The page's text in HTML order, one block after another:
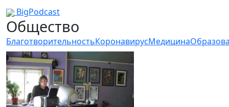
BigPodcast
Общество
БлаготворительностьКоронавирусМедицина